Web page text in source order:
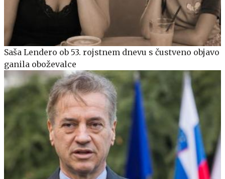
Saša Lendero ob 53. rojstnem dnevu s čustveno objavo
ganila oboževalce